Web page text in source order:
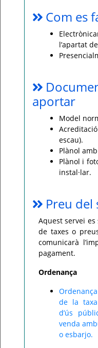
Com es
l’apartat
aportar
Model
escau).
Plànol
Plànol i
instal·lar.
Preu del
Aquest servei
de taxes o
comunicarà
pagament.
Ordenança
de la
d’ús
venda
o esbarjo.